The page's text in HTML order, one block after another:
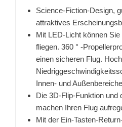
Science-Fiction-Design,
attraktives
Mit LED-Licht können
fliegen. 360 ° -
einen sicheren Flug.
Innen- und
Die 3D-Flip-Funktion und
machen Ihren Flug
Mit der Ein-Tasten-